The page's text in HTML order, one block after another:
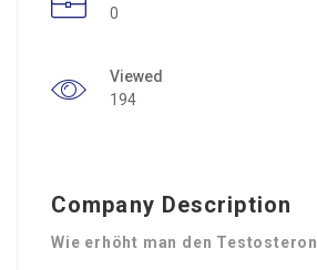
0
Viewed
194
Company Description
Wie erhöht man den